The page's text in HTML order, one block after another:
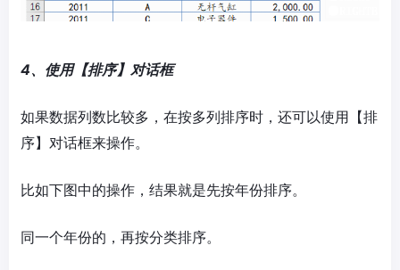
4、使用【排序】对话框
如果数据列数比较多，在按多列排序时，还可以使用【排
序】对话框来操作。
比如下图中的操作，结果就是先按年份排序。
同一个年份的，再按分类排序。